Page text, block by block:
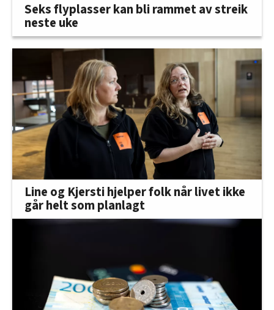
Seks flyplasser kan bli rammet av streik
neste uke
Line og Kjersti hjelper folk når livet ikke
går helt som planlagt